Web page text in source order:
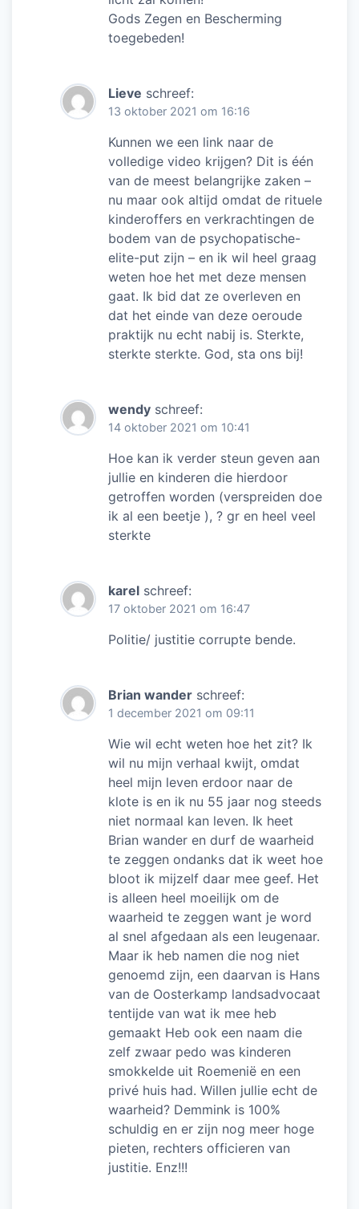
Gods Zegen en Bescherming
toegebeden!
Lieve schreef:
13 oktober 2021 om 16:16
Kunnen we een link naar de
volledige video krijgen? Dit is één
van de meest belangrijke zaken –
nu maar ook altijd omdat de rituele
kinderoffers en verkrachtingen de
bodem van de psychopatische-
elite-put zijn – en ik wil heel graag
weten hoe het met deze mensen
gaat. Ik bid dat ze overleven en
dat het einde van deze oeroude
praktijk nu echt nabij is. Sterkte,
sterkte sterkte. God, sta ons bij!
wendy schreef:
14 oktober 2021 om 10:41
Hoe kan ik verder steun geven aan
jullie en kinderen die hierdoor
getroffen worden (verspreiden doe
ik al een beetje ), ? gr en heel veel
sterkte
karel schreef:
17 oktober 2021 om 16:47
Politie/ justitie corrupte bende.
Brian wander schreef:
1 december 2021 om 09:11
Wie wil echt weten hoe het zit? Ik
wil nu mijn verhaal kwijt, omdat
heel mijn leven erdoor naar de
klote is en ik nu 55 jaar nog steeds
niet normaal kan leven. Ik heet
Brian wander en durf de waarheid
te zeggen ondanks dat ik weet hoe
bloot ik mijzelf daar mee geef. Het
is alleen heel moeilijk om de
waarheid te zeggen want je word
al snel afgedaan als een leugenaar.
Maar ik heb namen die nog niet
genoemd zijn, een daarvan is Hans
van de Oosterkamp landsadvocaat
tentijde van wat ik mee heb
gemaakt Heb ook een naam die
zelf zwaar pedo was kinderen
smokkelde uit Roemenië en een
privé huis had. Willen jullie echt de
waarheid? Demmink is 100%
schuldig en er zijn nog meer hoge
pieten, rechters officieren van
justitie. Enz!!!